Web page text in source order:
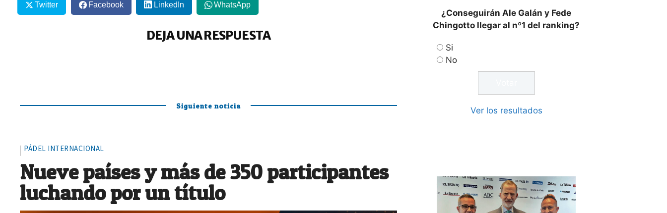
Twitter Facebook LinkedIn WhatsApp
DEJA UNA RESPUESTA
Siguiente noticia
PÁDEL INTERNACIONAL
Nueve países y más de 350 participantes
luchando por un título
¿Conseguirán Ale Galán y Fede
Chingotto llegar al nº1 del ranking?
Si
No
Ver los resultados